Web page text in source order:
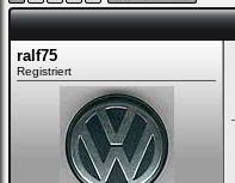
ralf75
Registriert